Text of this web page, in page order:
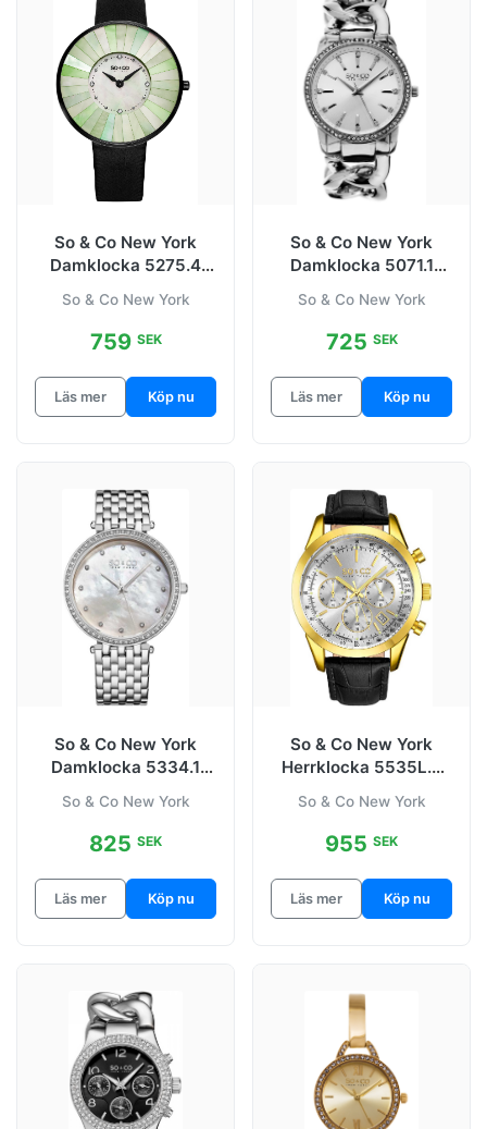
So & Co New York
Damklocka 5275.4
mm
So & Co New York
759 SEK
Läs mer Köp nu
So & Co New York
Damklocka 5071.1
Silverfärgad/Stål Ø38
mm
So & Co New York
725 SEK
Läs mer Köp nu
So & Co New York
Damklocka 5334.1
Silverfärgad/Stål
So & Co New York
825 SEK
Läs mer Köp nu
So & Co New York
Herrklocka 5535L.4
Silverfärgad/Läder
So & Co New York
955 SEK
Läs mer Köp nu